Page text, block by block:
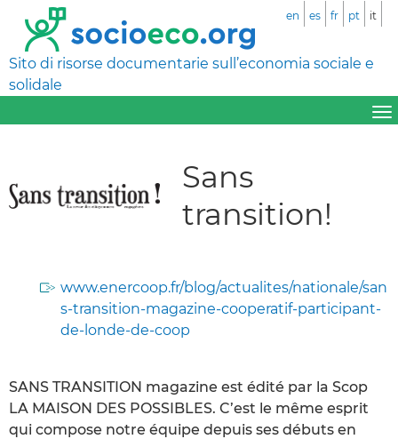
Sito di risorse documentarie sull’economia sociale e
solidale
en es fr pt it
Sans
transition!
www.enercoop.fr/blog/actualites/nationale/san
s-transition-magazine-cooperatif-participant-
de-londe-de-coop
SANS TRANSITION magazine est édité par la Scop
LA MAISON DES POSSIBLES. C’est le même esprit
qui compose notre équipe depuis ses débuts en